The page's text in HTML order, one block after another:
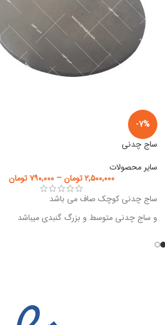
-7%
ساج چدنی
سایر محصولات
۲,۵۰۰,۰۰۰تومان– ۷۹۰,۰۰۰ تومان
ساج چدنی کوچک صاف می باشد
و ساج چدنی متوسط و بزرگ گنبدی میباشد